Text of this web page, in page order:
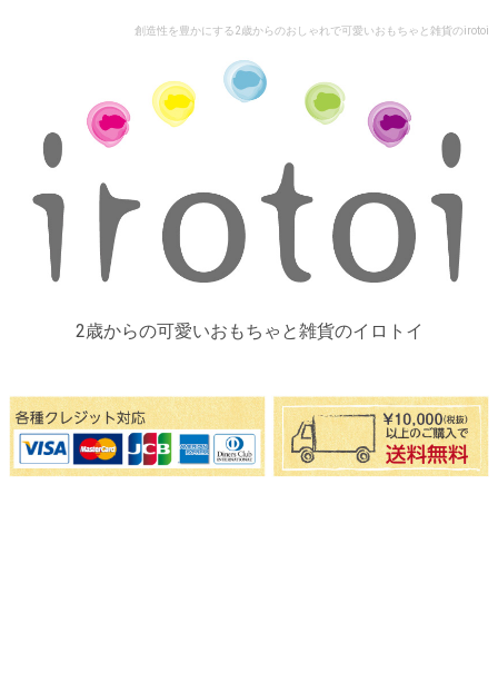
創造性を豊かにする2歳からのおしゃれで可愛いおもちゃと雑貨のirotoi
2歳からの可愛いおもちゃと雑貨のイロトイ